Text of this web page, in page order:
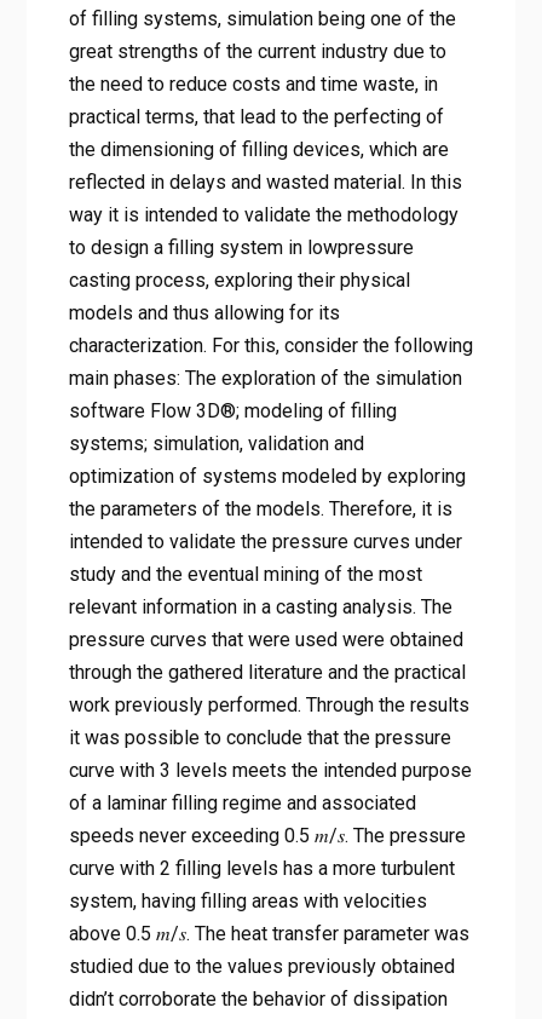
of filling systems, simulation being one of the
great strengths of the current industry due to
the need to reduce costs and time waste, in
practical terms, that lead to the perfecting of
the dimensioning of filling devices, which are
reflected in delays and wasted material. In this
way it is intended to validate the methodology
to design a filling system in lowpressure
casting process, exploring their physical
models and thus allowing for its
characterization. For this, consider the following
main phases: The exploration of the simulation
software Flow 3D®; modeling of filling
systems; simulation, validation and
optimization of systems modeled by exploring
the parameters of the models. Therefore, it is
intended to validate the pressure curves under
study and the eventual mining of the most
relevant information in a casting analysis. The
pressure curves that were used were obtained
through the gathered literature and the practical
work previously performed. Through the results
it was possible to conclude that the pressure
curve with 3 levels meets the intended purpose
of a laminar filling regime and associated
speeds never exceeding 0.5 𝑚/𝑠. The pressure
curve with 2 filling levels has a more turbulent
system, having filling areas with velocities
above 0.5 𝑚/𝑠. The heat transfer parameter was
studied due to the values previously obtained
didn’t corroborate the behavior of dissipation